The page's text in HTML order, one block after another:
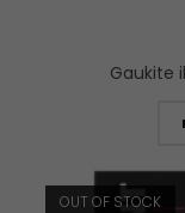
Gaukite
OUT OF STOCK